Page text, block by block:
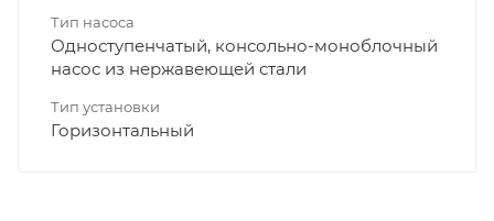
Тип насоса
Одноступенчатый, консольно-моноблочный
насос из нержавеющей стали
Тип установки
Горизонтальный